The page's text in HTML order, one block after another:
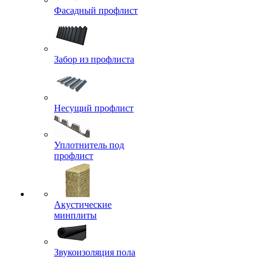
Фасадный профлист
Забор из профлиста
Несущий профлист
Уплотнитель под
профлист
Акустические
минплиты
Звукоизоляция пола